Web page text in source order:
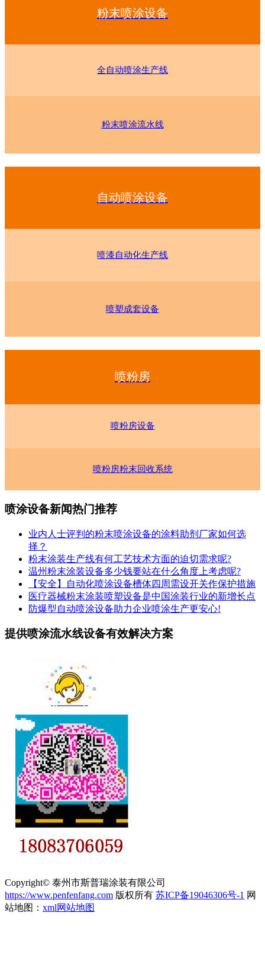
粉末喷涂设备
全自动喷涂生产线
粉末喷涂流水线
自动喷涂设备
喷漆自动化生产线
喷塑成套设备
喷粉房
喷粉房设备
喷粉房粉末回收系统
喷涂设备新闻热门推荐
业内人士评判的粉末喷涂设备的涂料助剂厂家如何选
择？
粉末涂装生产线有何工艺技术方面的迫切需求呢?
温州粉末涂装设备多少钱要站在什么角度上考虑呢?
【安全】自动化喷涂设备槽体四周需设开关作保护措施
医疗器械粉末涂装喷塑设备是中国涂装行业的新增长点
防爆型自动喷涂设备助力企业喷涂生产更安心!
提供喷涂流水线设备有效解决方案
Copyright© 泰州市斯普瑞涂装有限公司
https://www.penfenfang.com 版权所有 苏ICP备19046306号-1 网
站地图： xml网站地图